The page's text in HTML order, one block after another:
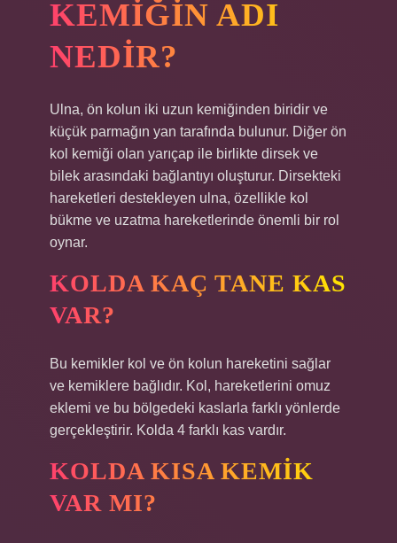
KEMIĞIN ADI
NEDIR?
Ulna, ön kolun iki uzun kemiğinden biridir ve
küçük parmağın yan tarafında bulunur. Diğer ön
kol kemiği olan yarıçap ile birlikte dirsek ve
bilek arasındaki bağlantıyı oluşturur. Dirsekteki
hareketleri destekleyen ulna, özellikle kol
bükme ve uzatma hareketlerinde önemli bir rol
oynar.
KOLDA KAÇ TANE KAS
VAR?
Bu kemikler kol ve ön kolun hareketini sağlar
ve kemiklere bağlıdır. Kol, hareketlerini omuz
eklemi ve bu bölgedeki kaslarla farklı yönlerde
gerçekleştirir. Kolda 4 farklı kas vardır.
KOLDA KISA KEMIK
VAR MI?